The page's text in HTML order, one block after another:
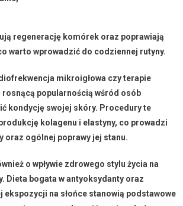
regenerację komórek oraz poprawiają
warto wprowadzić do codziennej rutyny.
mikroigłowa czyterapie
popularnością wśród osób
kondycję swojej skóry. Procedury te
kolagenu i elastyny, co prowadzi
oraz ogólnej poprawy jej stanu.
o wpływie zdrowego stylu życia na
Dieta bogata w antyoksydantyoraz
ekspozycji na słońce stanowią podstawowe